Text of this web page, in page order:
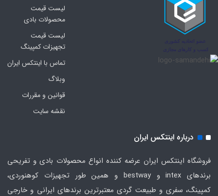
لیست قیمت
محصولات بادی
لیست قیمت
تجهیزات کمپینگ
تماس با اینتکس ایران
وبلاگ
قوانین و مقررات
نقشه سایت
درباره اینتکس ایران
فروشگاه اینتکس ایران عرضه کننده انواع محصولات بادی و تفریحی
برندهای intex و bestway و همین طور تجهیزات کوهنوردی،
کمپینگ، سفری و طبیعت گردی معتبرترین برندهای ایرانی و خارجی